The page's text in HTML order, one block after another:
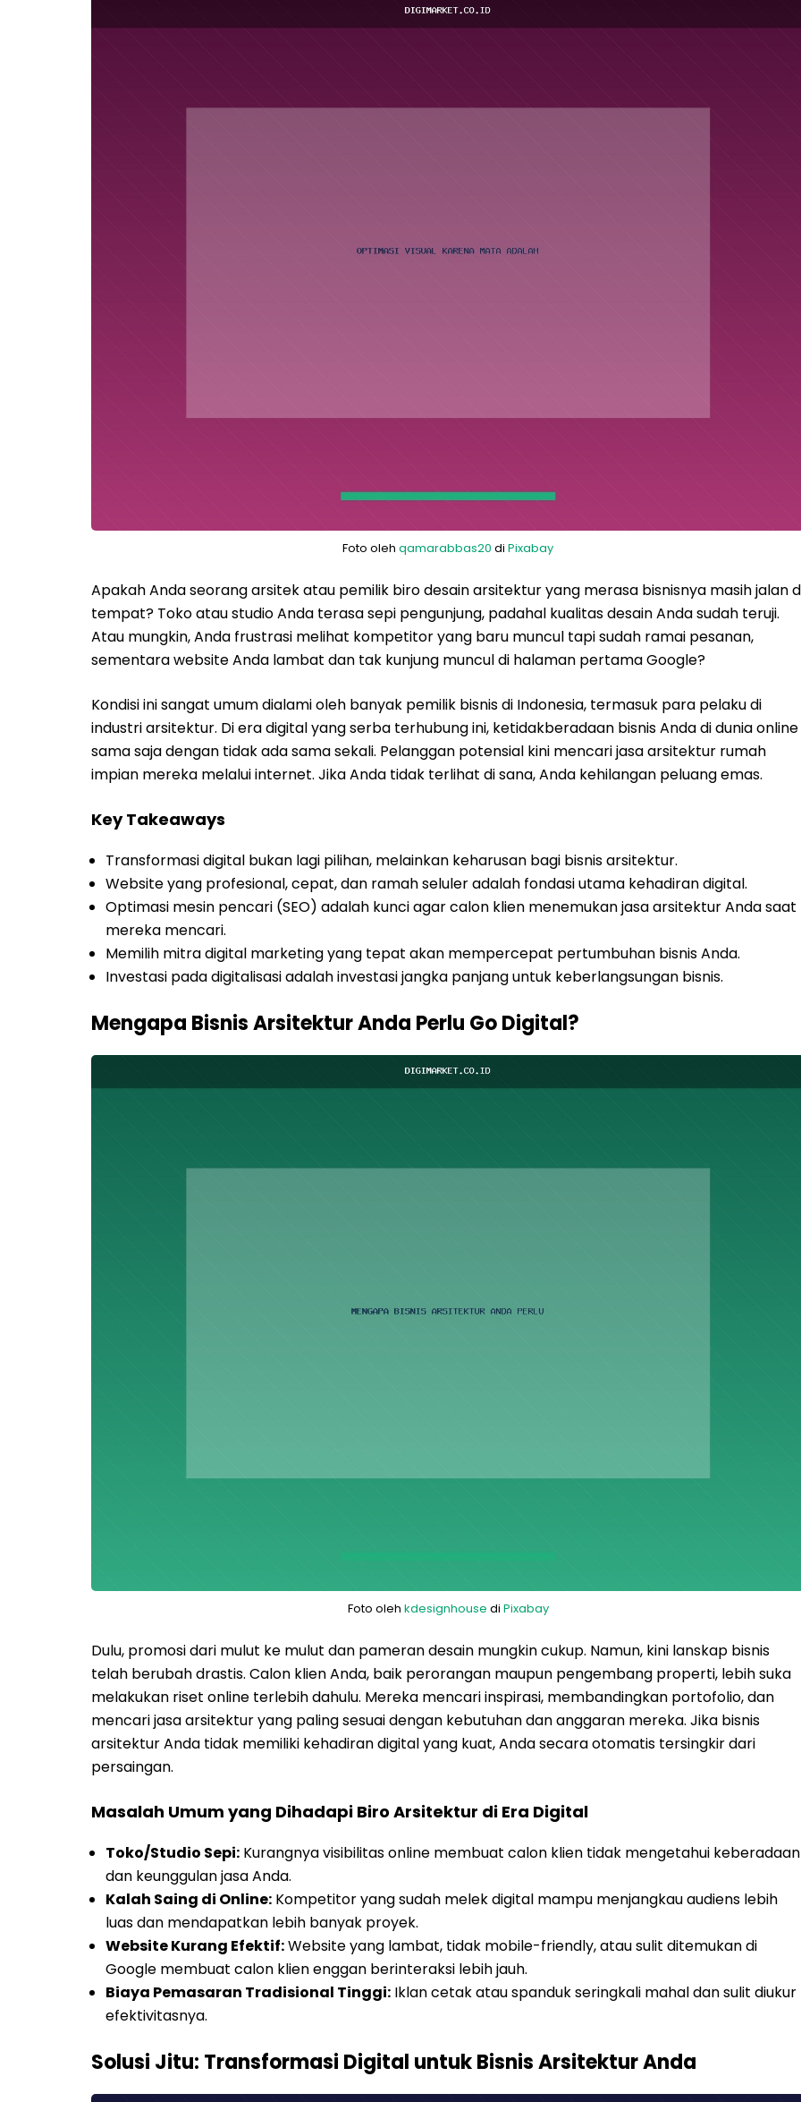
Foto oleh qamarabbas20 di Pixabay
Apakah Anda seorang arsitek atau pemilik biro desain arsitektur yang merasa bisnisnya masih jalan
tempat? Toko atau studio Anda terasa sepi pengunjung, padahal kualitas desain Anda sudah teruji.
Atau mungkin, Anda frustrasi melihat kompetitor yang baru muncul tapi sudah ramai pesanan,
sementara website Anda lambat dan tak kunjung muncul di halaman pertama Google?
Kondisi ini sangat umum dialami oleh banyak pemilik bisnis di Indonesia, termasuk para pelaku di
industri arsitektur. Di era digital yang serba terhubung ini, ketidakberadaan bisnis Anda di dunia online
sama saja dengan tidak ada sama sekali. Pelanggan potensial kini mencari jasa arsitektur rumah
impian mereka melalui internet. Jika Anda tidak terlihat di sana, Anda kehilangan peluang emas.
Key Takeaways
Transformasi digital bukan lagi pilihan, melainkan keharusan bagi bisnis arsitektur.
Website yang profesional, cepat, dan ramah seluler adalah fondasi utama kehadiran digital.
Optimasi mesin pencari (SEO) adalah kunci agar calon klien menemukan jasa arsitektur Anda saat
mereka mencari.
Memilih mitra digital marketing yang tepat akan mempercepat pertumbuhan bisnis Anda.
Investasi pada digitalisasi adalah investasi jangka panjang untuk keberlangsungan bisnis.
Mengapa Bisnis Arsitektur Anda Perlu Go Digital?
Foto oleh kdesignhouse di Pixabay
Dulu, promosi dari mulut ke mulut dan pameran desain mungkin cukup. Namun, kini lanskap bisnis
telah berubah drastis. Calon klien Anda, baik perorangan maupun pengembang properti, lebih suka
melakukan riset online terlebih dahulu. Mereka mencari inspirasi, membandingkan portofolio, dan
mencari jasa arsitektur yang paling sesuai dengan kebutuhan dan anggaran mereka. Jika bisnis
arsitektur Anda tidak memiliki kehadiran digital yang kuat, Anda secara otomatis tersingkir dari
persaingan.
Masalah Umum yang Dihadapi Biro Arsitektur di Era Digital
Toko/Studio Sepi: Kurangnya visibilitas online membuat calon klien tidak mengetahui keberadaan
dan keunggulan jasa Anda.
Kalah Saing di Online: Kompetitor yang sudah melek digital mampu menjangkau audiens lebih
luas dan mendapatkan lebih banyak proyek.
Website Kurang Efektif:Website yang lambat, tidak mobile-friendly, atau sulit ditemukan di
Google membuat calon klien enggan berinteraksi lebih jauh.
Biaya Pemasaran Tradisional Tinggi: Iklan cetak atau spanduk seringkali mahal dan sulit diukur
efektivitasnya.
Solusi Jitu: Transformasi Digital untuk Bisnis Arsitektur Anda